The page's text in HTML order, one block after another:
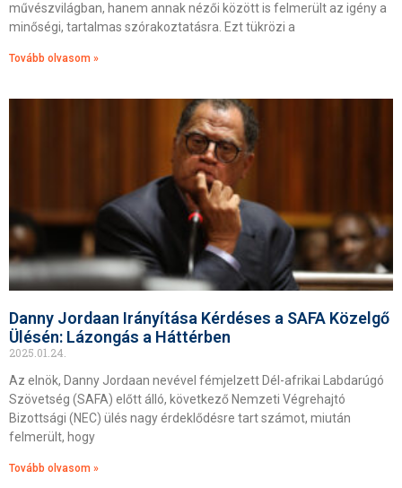
művészvilágban, hanem annak nézői között is felmerült az igény a
minőségi, tartalmas szórakoztatásra. Ezt tükrözi a
Tovább olvasom »
Danny Jordaan Irányítása Kérdéses a SAFA Közelgő
Ülésén: Lázongás a Háttérben
2025.01.24.
Az elnök, Danny Jordaan nevével fémjelzett Dél-afrikai Labdarúgó
Szövetség (SAFA) előtt álló, következő Nemzeti Végrehajtó
Bizottsági (NEC) ülés nagy érdeklődésre tart számot, miután
felmerült, hogy
Tovább olvasom »